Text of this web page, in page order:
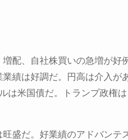
配、自社株買いの急増が
績は好調だ。円高は介入が
は米国債だ。トランプ政権
盛だ。好業績のアドバンテ